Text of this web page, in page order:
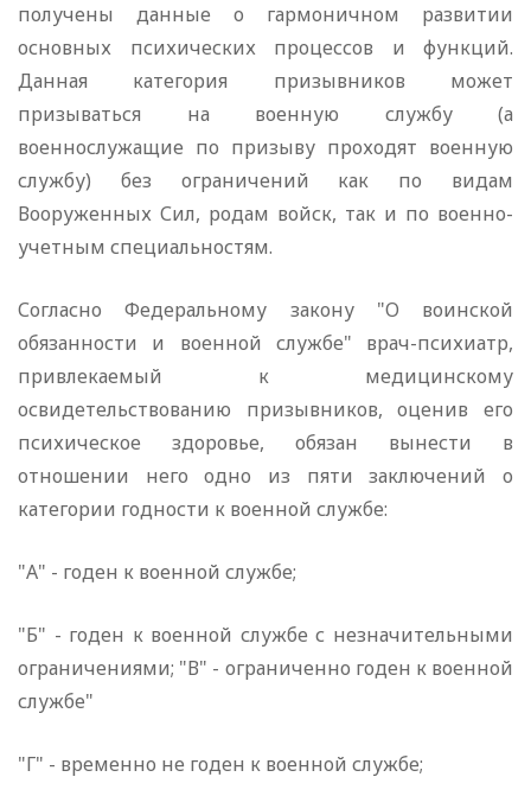
получены данные о гармоничном развитии
основных психических процессов и функций.
Данная категория призывников может
призываться на военную службу (а
военнослужащие по призыву проходят военную
службу) без ограничений как по видам
Вооруженных Сил, родам войск, так и по военно-
учетным специальностям.
Согласно Федеральному закону "О воинской
обязанности и военной службе" врач-психиатр,
привлекаемый к медицинскому
освидетельствованию призывников, оценив его
психическое здоровье, обязан вынести в
отношении него одно из пяти заключений о
категории годности к военной службе:
"А" - годен к военной службе;
"Б" - годен к военной службе с незначительными
ограничениями; "В" - ограниченно годен к военной
службе"
"Г" - временно не годен к военной службе;